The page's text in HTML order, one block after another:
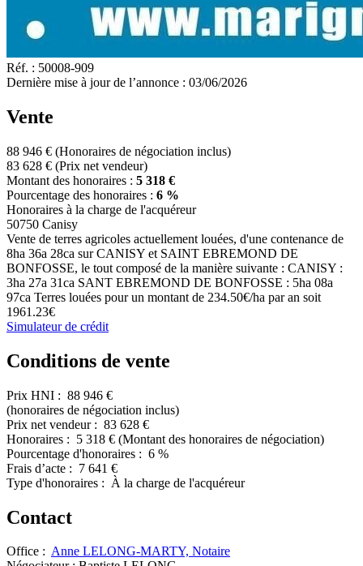
Réf. : 50008-909
Dernière mise à jour de l’annonce : 03/06/2026
Vente
88 946 € (Honoraires de négociation inclus)
83 628 € (Prix net vendeur)
Montant des honoraires : 5 318 €
Pourcentage des honoraires : 6 %
Honoraires à la charge de l'acquéreur
50750 Canisy
Vente de terres agricoles actuellement louées, d'une contenance de
8ha 36a 28ca sur CANISY et SAINT EBREMOND DE
BONFOSSE, le tout composé de la manière suivante : CANISY :
3ha 27a 31ca SANT EBREMOND DE BONFOSSE : 5ha 08a
97ca Terres louées pour un montant de 234.50€/ha par an soit
1961.23€
Simulateur de crédit
Conditions de vente
Prix HNI : 88 946 €
(honoraires de négociation inclus)
Prix net vendeur : 83 628 €
Honoraires : 5 318 € (Montant des honoraires de négociation)
Pourcentage d'honoraires : 6 %
Frais d’acte : 7 641 €
Type d'honoraires : À la charge de l'acquéreur
Contact
Office : Anne LELONG-MARTY, Notaire